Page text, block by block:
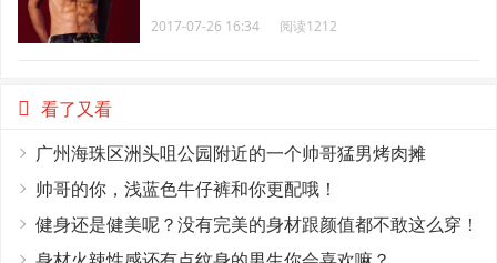
2017-07-26 16:34 阅读1212
看了又看
广州海珠区洲头咀公园附近的一个帅哥猛男烤肉摊
帅哥的你，浅蓝色牛仔裤和你更配哦！
健身还是健美呢？没有完美的身材跟颜值都不敢这么穿！